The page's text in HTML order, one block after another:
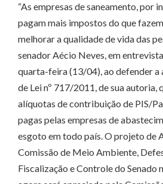
“As empresas de saneamento, por
pagam mais impostos do que
melhorar a qualidade de vida das
senador Aécio Neves, em
quarta-feira (13/04), ao defender a
de Lei nº 717/2011, de sua autoria,
alíquotas de contribuição de PIS/
pagas pelas empresas de
esgoto em todo país. O projeto de
Comissão de Meio Ambiente,
Fiscalização e Controle do Senado